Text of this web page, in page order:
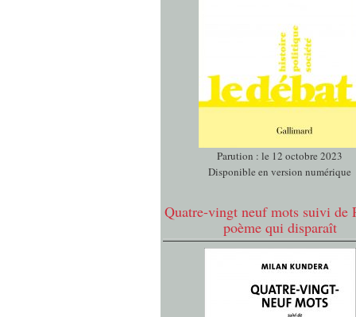
Parution : le 12 octobre 2023
Disponible en version numérique
Quatre-vingt neuf mots suivi de
poème qui disparaît